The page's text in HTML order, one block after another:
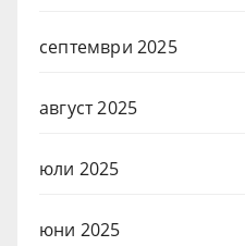
септември 2025
август 2025
юли 2025
юни 2025